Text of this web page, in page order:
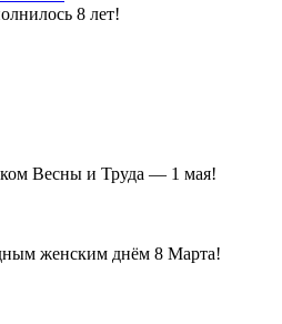
8 лет!
Весны и Труда — 1 мая!
женским днём 8 Марта!